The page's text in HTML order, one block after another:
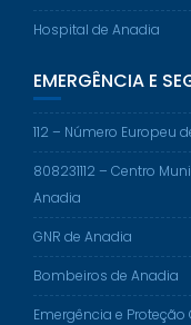
Hospital de Anadia
EMERGÊNCIA E
112 – Número Europeu
808231112 – Centro
Anadia
GNR de Anadia
Bombeiros de Anadia
Emergência e Proteção